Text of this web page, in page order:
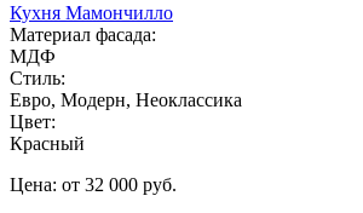
Кухня Мамончилло
Материал фасада:
МДФ
Стиль:
Евро, Модерн, Неоклассика
Цвет:
Красный
Цена: от 32 000 руб.